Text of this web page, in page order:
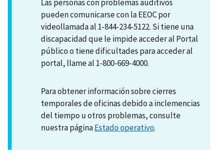
Las personas con problemas auditivos
pueden comunicarse con la EEOC por
videollamada al 1-844-234-5122. Si tiene una
discapacidad que le impide acceder al Portal
público o tiene dificultades para acceder al
portal, llame al 1-800-669-4000.
Para obtener información sobre cierres
temporales de oficinas debido a inclemencias
del tiempo u otros problemas, consulte
nuestra páginaEstado operativo.